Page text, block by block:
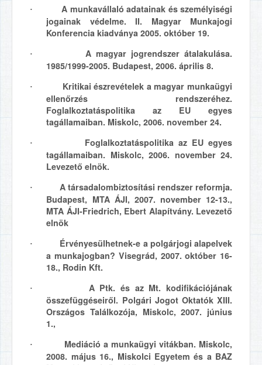
·
A munkavállaló adatainak és személyiségi
jogainak védelme. II. Magyar Munkajogi
Konferencia kiadványa 2005. október 19.
·
A magyar jogrendszer átalakulása.
1985/1999-2005. Budapest, 2006. április 8.
·
Kritikai észrevételek a magyar munkaügyi
ellenőrzés rendszeréhez.
Foglalkoztatáspolitika az EU egyes
tagállamaiban. Miskolc, 2006. november 24.
·
Foglalkoztatáspolitika az EU egyes
tagállamaiban. Miskolc, 2006. november 24.
Levezető elnök.
·
A társadalombiztosítási rendszer reformja.
Budapest, MTA ÁJI, 2007. november 12-13.,
MTA ÁJI-Friedrich, Ebert Alapítvány. Levezető
elnök
·
Érvényesülhetnek-e a polgárjogi alapelvek
a munkajogban? Visegrád, 2007. október 16-
18., Rodin Kft.
·
A Ptk. és az Mt. kodifikációjának
összefüggéseiről. Polgári Jogot Oktatók XIII.
Országos Találkozója, Miskolc, 2007. június
1.,
·
Mediáció a munkaügyi vitákban. Miskolc,
2008. május 16., Miskolci Egyetem és a BAZ